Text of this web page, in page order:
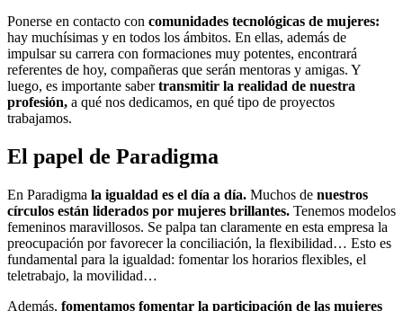
Ponerse en contacto con comunidades tecnológicas de mujeres:
hay muchísimas y en todos los ámbitos. En ellas, además de
impulsar su carrera con formaciones muy potentes, encontrará
referentes de hoy, compañeras que serán mentoras y amigas. Y
luego, es importante sabertransmitir la realidad de nuestra
profesión, a qué nos dedicamos, en qué tipo de proyectos
trabajamos.
El papel de Paradigma
En Paradigma la igualdad es el día a día. Muchos de nuestros
círculos están liderados por mujeres brillantes. Tenemos modelos
femeninos maravillosos. Se palpa tan claramente en esta empresa la
preocupación por favorecer la conciliación, la flexibilidad… Esto es
fundamental para la igualdad: fomentar los horarios flexibles, el
teletrabajo, la movilidad…
Además, fomentamos fomentar la participación de las mujeres